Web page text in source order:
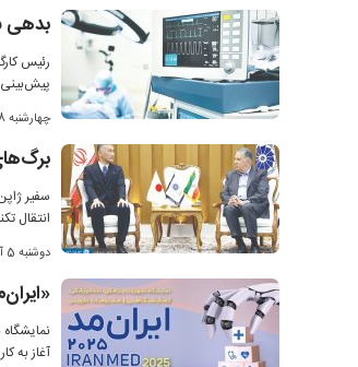
بدهی ۲۵همتی دولت به صنعت تجهیزات‌پزشکی
پیش‌بینی می‌شود
چهارشنبه 28 آبان 1404
سفیر
انتقال
دوشنبه 5 آبان 1404
آغاز به